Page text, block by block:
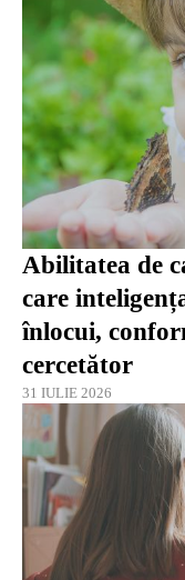
Abilitatea de
care
înlocui,
cercetător
31 IULIE 2026